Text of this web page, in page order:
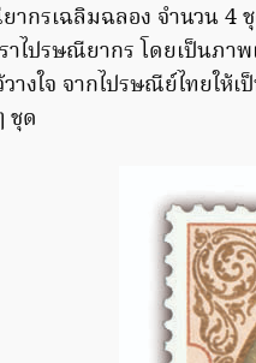
ากรเฉลิมฉลอง จำนวน 4
าไปรษณียากร โดยเป็นภา
วางใจ จากไปรษณีย์ไทยใ
ชุด